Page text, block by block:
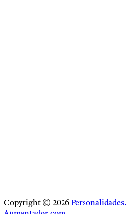
Copyright © 2026 Personalidades.